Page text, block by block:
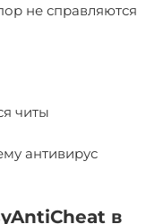
не справляются
читы
антивирус
в